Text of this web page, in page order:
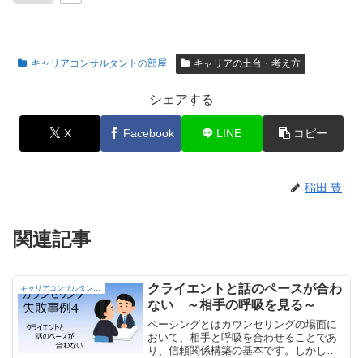
キャリアコンサルタントの部屋 キャリアの土台・考え方
シェアする
X Facebook LINE コピー
稲田 豊
関連記事
クライエントと話のペースが合わ
ない ～相手の呼吸を見る～
ペーシングとはカウンセリングの場面に
おいて、相手と呼吸を合わせることであ
り、信頼関係構築の基本です。しかし、